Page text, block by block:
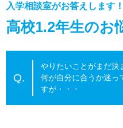
入学相談室がお答えします！
高校1.2年生のお
Q.
やりたいことがまだ決
何が自分に合うか迷っ
すが・・・